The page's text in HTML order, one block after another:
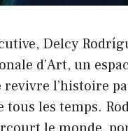
Delcy
d’Art, un
l’histoire
les temps.